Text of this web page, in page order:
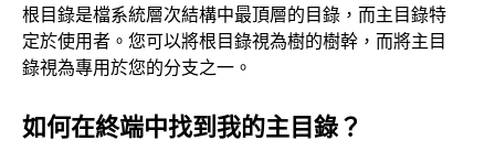
根目錄是檔系統層次結構中最頂層的目錄，而主目錄特
定於使用者。您可以將根目錄視為樹的樹幹，而將主目
錄視為專用於您的分支之一。
如何在終端中找到我的主目錄？